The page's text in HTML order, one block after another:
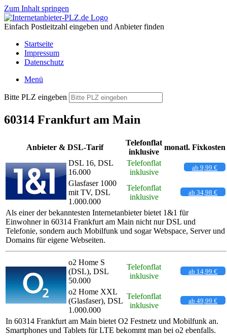
Zum Inhalt springen
Einfach Postleitzahl eingeben und Anbieter finden
Startseite
Impressum
Datenschutz
Menü
Bitte PLZ eingeben
60314 Frankfurt am Main
Anbieter & DSL-Tarif
Telefonflat
inklusive
monatl. Fixkosten
DSL 16, DSL
16.000
Telefonflat
inklusive
ab 9,99 €
Glasfaser 1000
mit TV, DSL
1.000.000
Telefonflat
inklusive
ab 34,98 €
Als einer der bekanntesten Internetanbieter bietet 1&1 für
Einwohner in 60314 Frankfurt am Main nicht nur DSL und
Telefonie, sondern auch Mobilfunk und sogar Webspace, Server und
Domains für eigene Webseiten.
o2 Home S
(DSL), DSL
50.000
Telefonflat
inklusive
ab 14,99 €
o2 Home XXL
(Glasfaser), DSL
1.000.000
Telefonflat
inklusive
ab 49,99 €
In 60314 Frankfurt am Main bietet O2 Festnetz und Mobilfunk an.
Smartphones und Tablets für LTE bekommt man bei o2 ebenfalls.